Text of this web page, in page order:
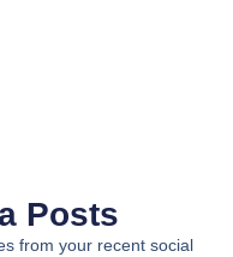
Posts
from your recent social